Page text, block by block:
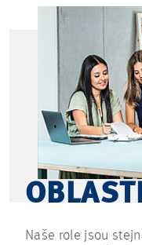
Naše role jsou